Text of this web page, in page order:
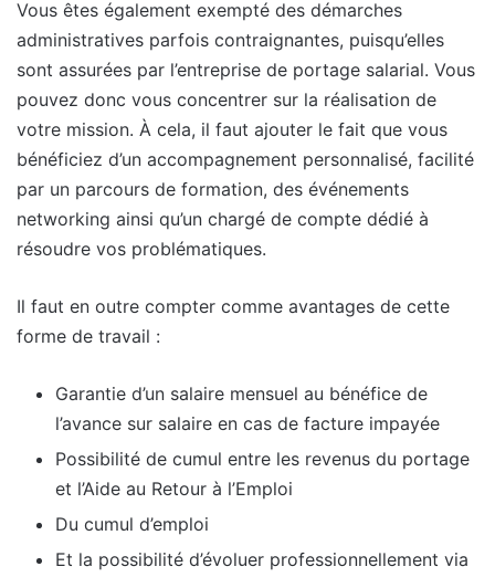
Vous êtes également exempté des démarches
administratives parfois contraignantes, puisqu’elles
sont assurées par l’entreprise de portage salarial. Vous
pouvez donc vous concentrer sur la réalisation de
votre mission. À cela, il faut ajouter le fait que vous
bénéficiez d’un accompagnement personnalisé, facilité
par un parcours de formation, des événements
networking ainsi qu’un chargé de compte dédié à
résoudre vos problématiques.
Il faut en outre compter comme avantages de cette
forme de travail :
Garantie d’un salaire mensuel au bénéfice de
l’avance sur salaire en cas de facture impayée
Possibilité de cumul entre les revenus du portage
et l’Aide au Retour à l’Emploi
Du cumul d’emploi
Et la possibilité d’évoluer professionnellement via